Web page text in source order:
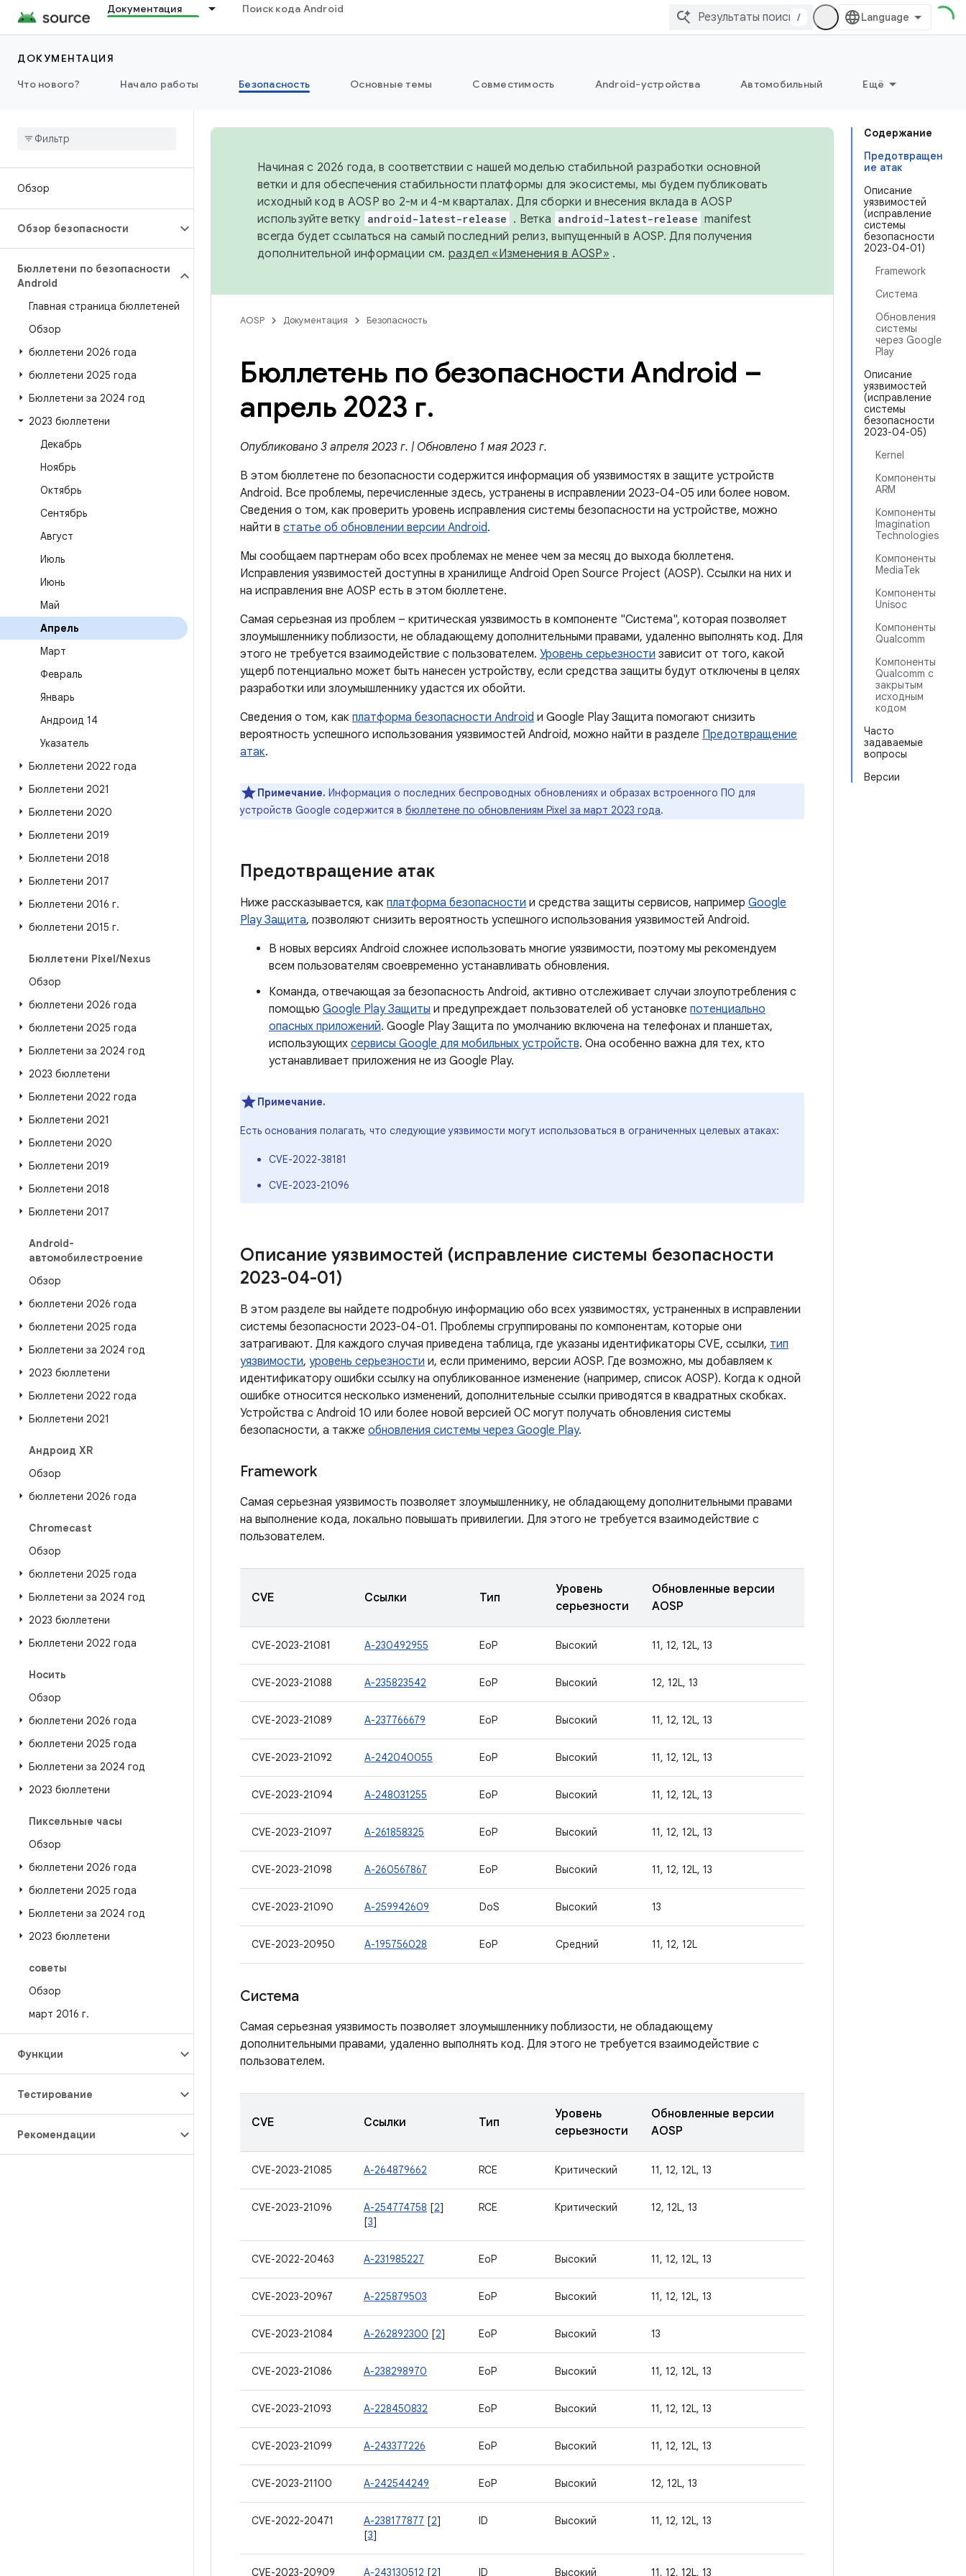
Документация Поиск кода Android
/
ДОКУМЕНТАЦИЯ
Что нового?
Начало работы Безопасность Основные темы Совместимость Android-устройства Автомобильный Ещё
Обзор
Обзор безопасности
Бюллетени по безопасности
Android
Главная страница бюллетеней
Обзор
бюллетени 2026 года
бюллетени 2025 года
Бюллетени за 2024 год
2023 бюллетени
Декабрь
Ноябрь
Октябрь
Сентябрь
Август
Июль
Июнь
Май
Апрель
Март
Февраль
Январь
Андроид 14
Указатель
Бюллетени 2022 года
Бюллетени 2021
Бюллетени 2020
Бюллетени 2019
Бюллетени 2018
Бюллетени 2017
Бюллетени 2016 г.
бюллетени 2015 г.
Бюллетени Pixel/Nexus
Обзор
бюллетени 2026 года
бюллетени 2025 года
Бюллетени за 2024 год
2023 бюллетени
Бюллетени 2022 года
Бюллетени 2021
Бюллетени 2020
Бюллетени 2019
Бюллетени 2018
Бюллетени 2017
Android-
автомобилестроение
Обзор
бюллетени 2026 года
бюллетени 2025 года
Бюллетени за 2024 год
2023 бюллетени
Бюллетени 2022 года
Бюллетени 2021
Андроид XR
Обзор
бюллетени 2026 года
Chromecast
Обзор
бюллетени 2025 года
Бюллетени за 2024 год
2023 бюллетени
Бюллетени 2022 года
Носить
Обзор
бюллетени 2026 года
бюллетени 2025 года
Бюллетени за 2024 год
2023 бюллетени
Пиксельные часы
Обзор
бюллетени 2026 года
бюллетени 2025 года
Бюллетени за 2024 год
2023 бюллетени
советы
Обзор
март 2016 г.
Функции
Тестирование
Рекомендации
Содержание
Предотвращен
ие атак
Описание
уязвимостей
(исправление
системы
безопасности
2023-04-01)
Framework
Система
Обновления
системы
через Google
Play
Описание
уязвимостей
(исправление
системы
безопасности
2023-04-05)
Kernel
Компоненты
ARM
Компоненты
Imagination
Technologies
Компоненты
MediaTek
Компоненты
Unisoc
Компоненты
Qualcomm
Компоненты
Qualcomm с
закрытым
исходным
кодом
Часто
задаваемые
вопросы
Версии
Начиная с 2026 года, в соответствии с нашей моделью стабильной разработки основной
ветки и для обеспечения стабильности платформы для экосистемы, мы будем публиковать
исходный код в AOSP во 2-м и 4-м кварталах. Для сборки и внесения вклада в AOSP
используйте ветку android-latest-release . Ветка android-latest-release manifest
всегда будет ссылаться на самый последний релиз, выпущенный в AOSP. Для получения
дополнительной информации см. раздел «Изменения в AOSP» .
AOSP Документация Безопасность
Бюллетень по безопасности Android –
апрель 2023 г.
Опубликовано 3 апреля 2023 г. | Обновлено 1 мая 2023 г.
В этом бюллетене по безопасности содержится информация об уязвимостях в защите устройств
Android. Все проблемы, перечисленные здесь, устранены в исправлении 2023-04-05 или более новом.
Сведения о том, как проверить уровень исправления системы безопасности на устройстве, можно
найти в статье об обновлении версии Android.
Мы сообщаем партнерам обо всех проблемах не менее чем за месяц до выхода бюллетеня.
Исправления уязвимостей доступны в хранилище Android Open Source Project (AOSP). Ссылки на них и
на исправления вне AOSP есть в этом бюллетене.
Самая серьезная из проблем – критическая уязвимость в компоненте "Система", которая позволяет
злоумышленнику поблизости, не обладающему дополнительными правами, удаленно выполнять код. Для
этого не требуется взаимодействие с пользователем. Уровень серьезности зависит от того, какой
ущерб потенциально может быть нанесен устройству, если средства защиты будут отключены в целях
разработки или злоумышленнику удастся их обойти.
Сведения о том, как платформа безопасности Android и Google Play Защита помогают снизить
вероятность успешного использования уязвимостей Android, можно найти в разделе Предотвращение
атак.
Примечание. Информация о последних беспроводных обновлениях и образах встроенного ПО для
устройств Google содержится в бюллетене по обновлениям Pixel за март 2023 года.
Предотвращение атак
Ниже рассказывается, как платформа безопасности и средства защиты сервисов, например Google
Play Защита, позволяют снизить вероятность успешного использования уязвимостей Android.
В новых версиях Android сложнее использовать многие уязвимости, поэтому мы рекомендуем
всем пользователям своевременно устанавливать обновления.
Команда, отвечающая за безопасность Android, активно отслеживает случаи злоупотребления с
помощью Google Play Защиты и предупреждает пользователей об установке потенциально
опасных приложений. Google Play Защита по умолчанию включена на телефонах и планшетах,
использующих сервисы Google для мобильных устройств. Она особенно важна для тех, кто
устанавливает приложения не из Google Play.
Примечание.
Есть основания полагать, что следующие уязвимости могут использоваться в ограниченных целевых атаках:
CVE-2022-38181
CVE-2023-21096
Описание уязвимостей (исправление системы безопасности
2023-04-01)
В этом разделе вы найдете подробную информацию обо всех уязвимостях, устраненных в исправлении
системы безопасности 2023-04-01. Проблемы сгруппированы по компонентам, которые они
затрагивают. Для каждого случая приведена таблица, где указаны идентификаторы CVE, ссылки, тип
уязвимости, уровень серьезности и, если применимо, версии AOSP. Где возможно, мы добавляем к
идентификатору ошибки ссылку на опубликованное изменение (например, список AOSP). Когда к одной
ошибке относится несколько изменений, дополнительные ссылки приводятся в квадратных скобках.
Устройства с Android 10 или более новой версией ОС могут получать обновления системы
безопасности, а также обновления системы через Google Play.
Framework
Самая серьезная уязвимость позволяет злоумышленнику, не обладающему дополнительными правами
на выполнение кода, локально повышать привилегии. Для этого не требуется взаимодействие с
пользователем.
CVE Ссылки Тип
Уровень
серьезности
Обновленные версии
AOSP
CVE-2023-21081 A-230492955 EoP Высокий 11, 12, 12L, 13
CVE-2023-21088 A-235823542 EoP Высокий 12, 12L, 13
CVE-2023-21089 A-237766679 EoP Высокий 11, 12, 12L, 13
CVE-2023-21092 A-242040055 EoP Высокий 11, 12, 12L, 13
CVE-2023-21094 A-248031255 EoP Высокий 11, 12, 12L, 13
CVE-2023-21097 A-261858325 EoP Высокий 11, 12, 12L, 13
CVE-2023-21098 A-260567867 EoP Высокий 11, 12, 12L, 13
CVE-2023-21090 A-259942609 DoS Высокий 13
CVE-2023-20950 A-195756028 EoP Средний 11, 12, 12L
Система
Самая серьезная уязвимость позволяет злоумышленнику поблизости, не обладающему
дополнительными правами, удаленно выполнять код. Для этого не требуется взаимодействие с
пользователем.
CVE Ссылки Тип
Уровень
серьезности
Обновленные версии
AOSP
CVE-2023-21085 A-264879662 RCE Критический 11, 12, 12L, 13
CVE-2023-21096 A-254774758 [2]
[3]
RCE Критический 12, 12L, 13
CVE-2022-20463 A-231985227 EoP Высокий 11, 12, 12L, 13
CVE-2023-20967 A-225879503 EoP Высокий 11, 12, 12L, 13
CVE-2023-21084 A-262892300 [2] EoP Высокий 13
CVE-2023-21086 A-238298970 EoP Высокий 11, 12, 12L, 13
CVE-2023-21093 A-228450832 EoP Высокий 11, 12, 12L, 13
CVE-2023-21099 A-243377226 EoP Высокий 11, 12, 12L, 13
CVE-2023-21100 A-242544249 EoP Высокий 12, 12L, 13
CVE-2022-20471 A-238177877 [2]
[3]
ID Высокий 11, 12, 12L, 13
CVE-2023-20909 A-243130512 [2] ID Высокий 11, 12, 12L, 13